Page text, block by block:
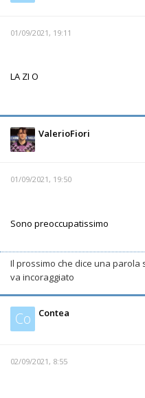
01/09/2021, 19:11
LA ZI O
ValerioFiori
01/09/2021, 19:50
Sono preoccupatissimo
Il prossimo che dice una parola
va incoraggiato
Co Contea
02/09/2021, 8:55